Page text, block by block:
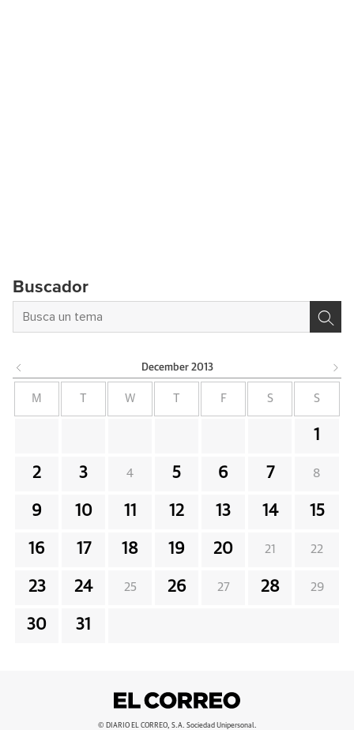
Buscador
December 2013
M W F S S
1
2 3 4 5 6 7 8
9 10 11 12 13 14 15
16 17 18 19 20 21 22
23 24 25 26 27 28 29
30 31
© DIARIO EL CORREO, S.A. Sociedad Unipersonal.